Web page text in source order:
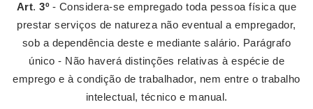
Art.3º- Considera-se empregado toda pessoa física que
prestar serviços de natureza não eventual a empregador,
sob a dependência deste e mediante salário. Parágrafo
único - Não haverá distinções relativas à espécie de
emprego e à condição de trabalhador, nem entre o trabalho
intelectual, técnico e manual.